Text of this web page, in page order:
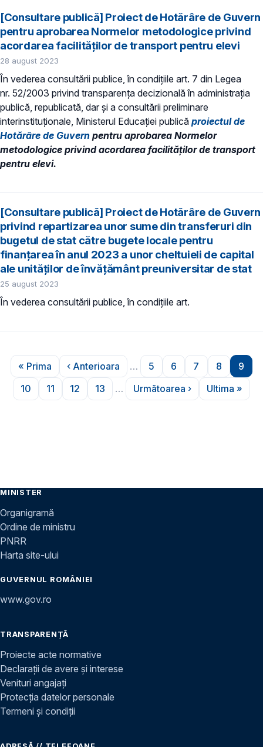
[Consultare publică] Proiect de Hotărâre de Guvern
pentru aprobarea Normelor metodologice privind
acordarea facilităţilor de transport pentru elevi
28 august 2023
În vederea consultării publice, în condiţiile art. 7 din Legea
nr. 52/2003 privind transparenţa decizională în administraţia
publică, republicată, dar și a consultării preliminare
interinstituționale, Ministerul Educaţiei publică proiectul de
Hotărâre de Guvern pentru aprobarea Normelor
metodologice privind acordarea facilităţilor de transport
pentru elevi.
[Consultare publică] Proiect de Hotărâre de Guvern
privind repartizarea unor sume din transferuri din
bugetul de stat către bugete locale pentru
finanțarea în anul 2023 a unor cheltuieli de capital
ale unităţilor de învăţământ preuniversitar de stat
25 august 2023
În vederea consultării publice, în condiţiile art.
Paginare
Prima pagină
« Prima
Pagina anterioară
‹ Anterioara …
Pagina
5
Pagina
6
Pagina
7
Pagina
8 9
Pagina
10
Pagina
11
Pagina
12
Pagina
13 …
Pagina următoare
Următoarea ›
Ultima
Ultima »
MINISTER
Organigramă
Ordine de ministru
PNRR
Harta site-ului
GUVERNUL ROMÂNIEI
www.gov.ro
TRANSPARENȚĂ
Proiecte acte normative
Declarații de avere și interese
Venituri angajați
Protecția datelor personale
Termeni și condiții